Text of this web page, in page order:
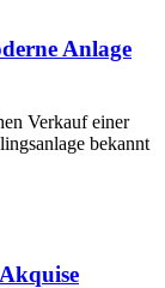
Anlage
Verkauf einer
bekannt